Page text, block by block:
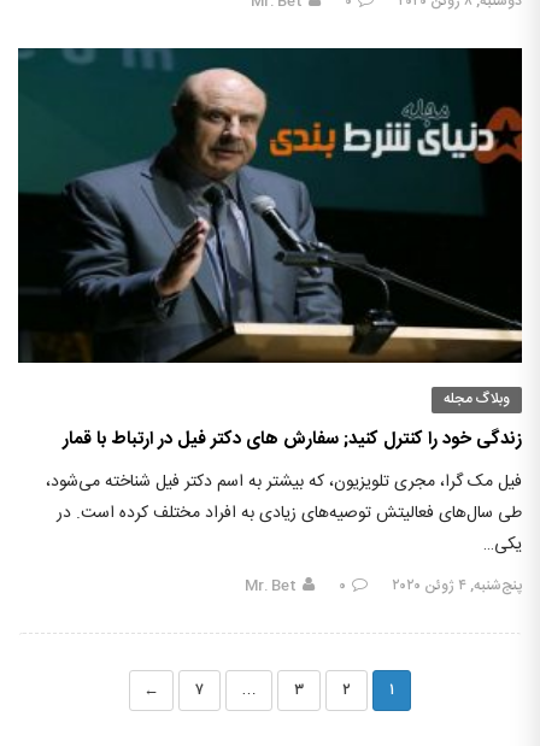
وبلاگ مجله
زندگی خود را کنترل کنید; سفارش های دکتر فیل در ارتباط با قمار
فیل مک گرا، مجری تلویزیون، که بیشتر به اسم دکتر فیل شناخته می‌شود،
طی سال‌های فعالیتش توصیه‌های زیادی به افراد مختلف کرده است. در
یکی…
پنج‌شنبه, ۴ ژوئن ۲۰۲۰ ۰ Mr. Bet
۱ ۲ ۳ … ۷ ←